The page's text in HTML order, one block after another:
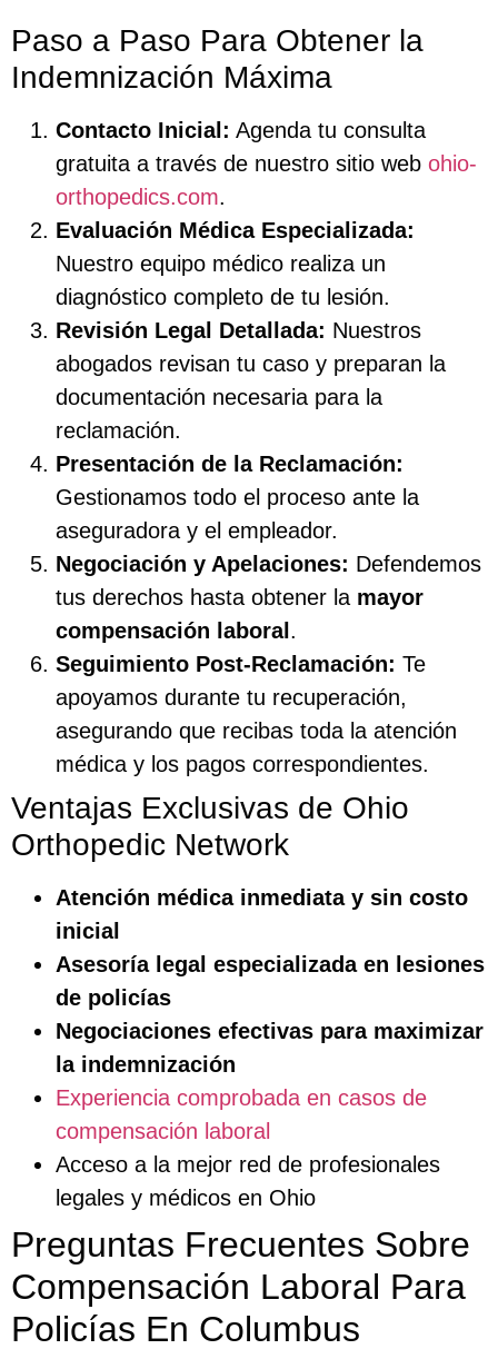
Paso a Paso Para Obtener la
Indemnización Máxima
Contacto Inicial: Agenda tu consulta
gratuita a través de nuestro sitio web ohio-
orthopedics.com.
Evaluación Médica Especializada:
Nuestro equipo médico realiza un
diagnóstico completo de tu lesión.
Revisión Legal Detallada: Nuestros
abogados revisan tu caso y preparan la
documentación necesaria para la
reclamación.
Presentación de la Reclamación:
Gestionamos todo el proceso ante la
aseguradora y el empleador.
Negociación y Apelaciones: Defendemos
tus derechos hasta obtener la mayor
compensación laboral.
Seguimiento Post-Reclamación: Te
apoyamos durante tu recuperación,
asegurando que recibas toda la atención
médica y los pagos correspondientes.
Ventajas Exclusivas de Ohio
Orthopedic Network
Atención médica inmediata y sin costo
inicial
Asesoría legal especializada en lesiones
de policías
Negociaciones efectivas para maximizar
la indemnización
Experiencia comprobada en casos de
compensación laboral
Acceso a la mejor red de profesionales
legales y médicos en Ohio
Preguntas Frecuentes Sobre
Compensación Laboral Para
Policías En Columbus